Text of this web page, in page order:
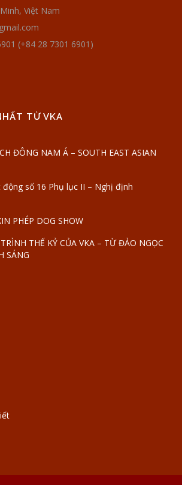
Việt Nam
(+84 28 7301 6901)
TỪ VKA
ĐÔNG NAM Á – SOUTH EAST ASIAN
số 16 Phụ lục II – Nghị định
PHÉP DOG SHOW
THẾ KỶ CỦA VKA – TỪ ĐẢO NGỌC
SÁNG